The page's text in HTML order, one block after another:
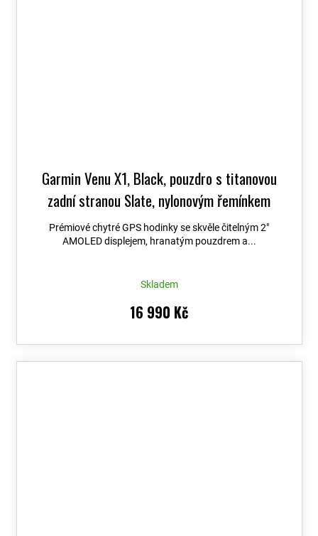
Garmin Venu X1, Black, pouzdro s titanovou
zadní stranou Slate, nylonovým řemínkem
ComfortFit Black 010-02980-02+ možnost
výměny do 90 dní + Topo Czech PRO Voucher
Prémiové chytré GPS hodinky se skvěle čitelným 2″
AMOLED displejem, hranatým pouzdrem a...
Skladem
16 990 Kč